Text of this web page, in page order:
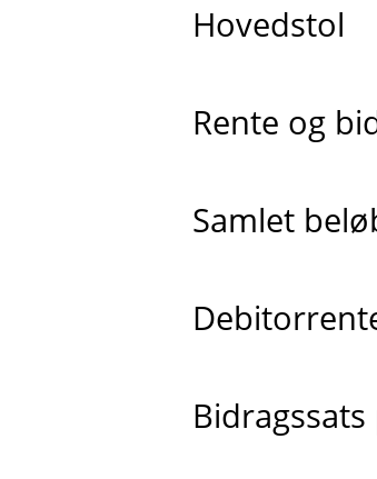
Hovedstol
Rente og
Samlet